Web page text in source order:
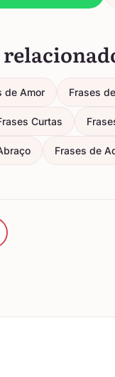
de Amor Frases
Curtas
Frases de